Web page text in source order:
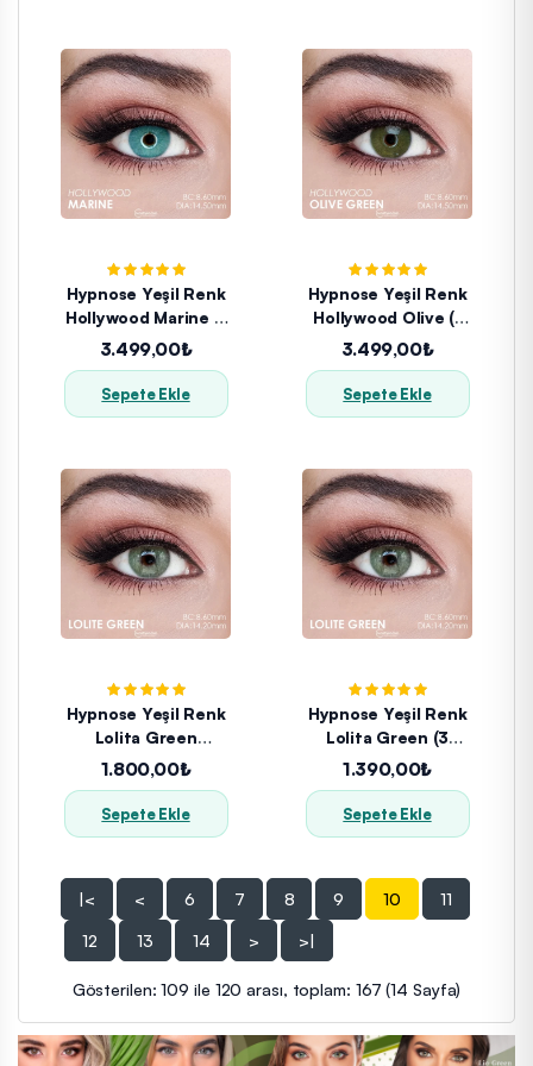
Hypnose Yeşil Renk
Hollywood Marine (1
Yıllık)
3.499,00₺
Sepete Ekle
Hypnose Yeşil Renk
Hollywood Olive (1
Yıllık)
3.499,00₺
Sepete Ekle
Hypnose Yeşil Renk
Lolita Green
(1YILLIK)
1.800,00₺
Sepete Ekle
Hypnose Yeşil Renk
Lolita Green (3
Aylık)
1.390,00₺
Sepete Ekle
|< < 6 7 8 9 10 11
12 13 14 > >|
Gösterilen: 109 ile 120 arası, toplam: 167 (14 Sayfa)